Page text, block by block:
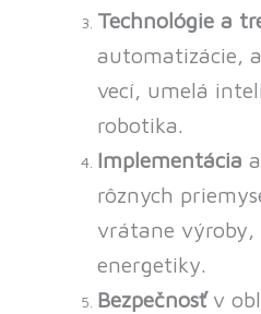
Technológie a
automatizácie,
vecí, umelá
robotika.
Implementácia
rôznych
vrátane výroby,
energetiky.
Bezpečnosťv